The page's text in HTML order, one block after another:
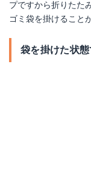
プですから折りたた
ゴミ袋を掛けること
袋を掛けた状